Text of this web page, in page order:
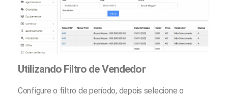
Utilizando Filtro de Vendedor
Configure o filtro de período, depois selecione o